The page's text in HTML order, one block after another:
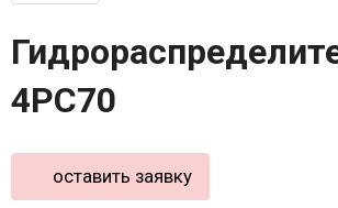
4PC70
оставить заявку